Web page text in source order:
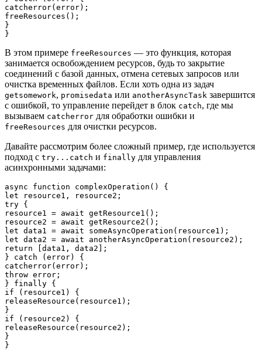
catcherror(error);
freeResources();
}
В этом примере freeResources — это функция, которая
занимается освобождением ресурсов, будь то закрытие
соединений с базой данных, отмена сетевых запросов или
очистка временных файлов. Если хоть одна из задач
getsomework, promisedata или anotherAsyncTask завершится
с ошибкой, то управление перейдет в блок catch, где мы
вызываем catcherror для обработки ошибки и
freeResources для очистки ресурсов.
Давайте рассмотрим более сложный пример, где используется
подход с try...catch и finally для управления
асинхронными задачами:
async function complexOperation() {
let resource1, resource2;
try {
resource1 = await getResource1();
resource2 = await getResource2();
let data1 = await someAsyncOperation(resource1);
let data2 = await anotherAsyncOperation(resource2);
return [data1, data2];
} catch (error) {
catcherror(error);
throw error;
} finally {
if (resource1) {
releaseResource(resource1);
}
if (resource2) {
releaseResource(resource2);
}
}